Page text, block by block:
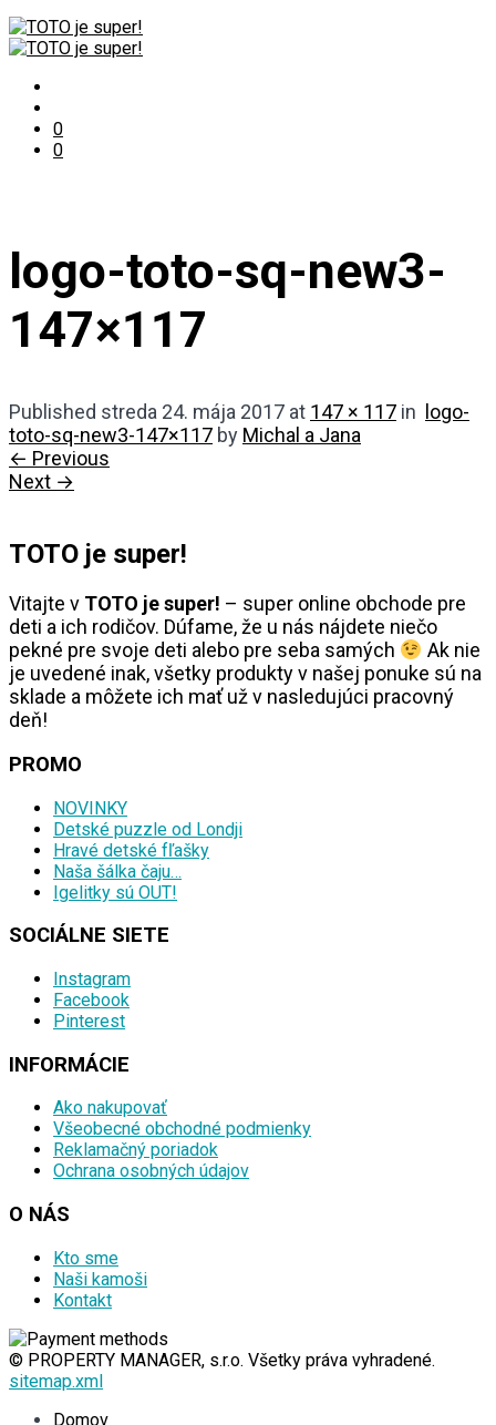
0
0
logo-toto-sq-new3-
147×117
Published streda 24. mája 2017 at 147 × 117 in
logo-
toto-sq-new3-147×117 by Michal a Jana
← Previous
Next →
TOTO je super!
Vitajte v TOTO je super! – super online obchode pre
deti a ich rodičov. Dúfame, že u nás nájdete niečo
pekné pre svoje deti alebo pre seba samých
Ak nie
je uvedené inak, všetky produkty v našej ponuke sú na
sklade a môžete ich mať už v nasledujúci pracovný
deň!
PROMO
NOVINKY
Detské puzzle od Londji
Hravé detské fľašky
Naša šálka čaju…
Igelitky sú OUT!
SOCIÁLNE SIETE
Instagram
Facebook
Pinterest
INFORMÁCIE
Ako nakupovať
Všeobecné obchodné podmienky
Reklamačný poriadok
Ochrana osobných údajov
O NÁS
Kto sme
Naši kamoši
Kontakt
© PROPERTY MANAGER, s.r.o. Všetky práva vyhradené.
sitemap.xml
Domov